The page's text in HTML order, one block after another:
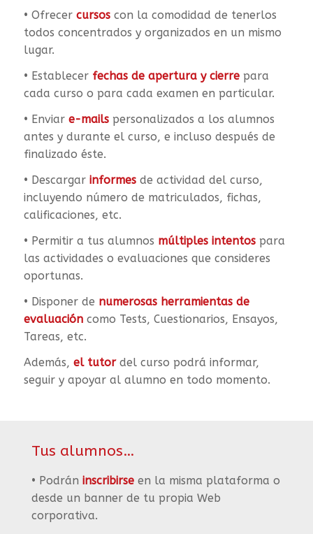
• Ofrecer cursoscon la comodidad de tenerlos
todos concentrados y organizados en un mismo
lugar.
• Establecer fechas de apertura y cierrepara
cada curso o para cada examen en particular.
• Enviar e-mailspersonalizados a los alumnos
antes y durante el curso, e incluso después de
finalizado éste.
• Descargar informesde actividad del curso,
incluyendo número de matriculados, fichas,
calificaciones, etc.
• Permitir a tus alumnos múltiples intentospara
las actividades o evaluaciones que consideres
oportunas.
• Disponer de numerosas herramientas de
evaluacióncomo Tests, Cuestionarios, Ensayos,
Tareas, etc.
Además, el tutordel curso podrá informar,
seguir y apoyar al alumno en todo momento.
Tus alumnos…
• Podrán inscribirseen la misma plataforma o
desde un banner de tu propia Web
corporativa.